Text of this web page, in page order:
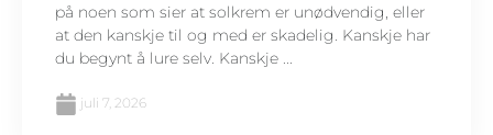
på noen som sier at solkrem er unødvendig, eller
at den kanskje til og med er skadelig. Kanskje har
du begynt å lure selv. Kanskje ...
juli 7, 2026